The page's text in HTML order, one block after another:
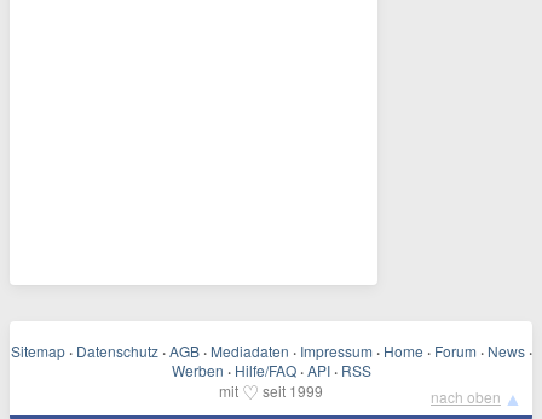
Sitemap · Datenschutz · AGB · Mediadaten · Impressum · Home · Forum · News ·
Werben · Hilfe/FAQ · API · RSS
mit ♡ seit 1999 nach oben ▲